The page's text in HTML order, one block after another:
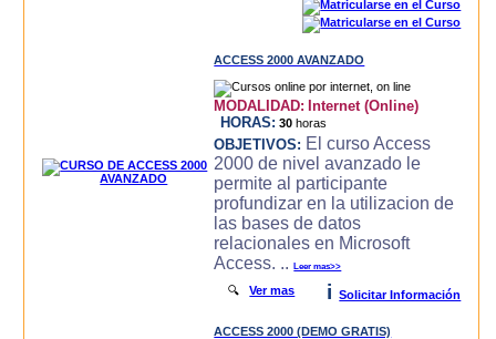
ACCESS 2000 AVANZADO
MODALIDAD: Internet (Online)
HORAS: 30 horas
OBJETIVOS: El curso Access
2000 de nivel avanzado le
permite al participante
profundizar en la utilizacion de
las bases de datos
relacionales en Microsoft
Access. ..Leer mas>>
🔍Ver mas i Solicitar Información
ACCESS 2000 (DEMO GRATIS)